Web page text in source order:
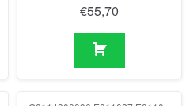
€55,70